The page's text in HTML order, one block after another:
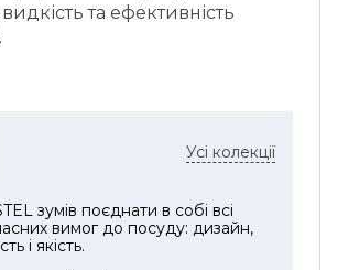
та ефективність
Усі колекції
зумів поєднати в собі всі
вимог до посуду: дизайн,
і якість.